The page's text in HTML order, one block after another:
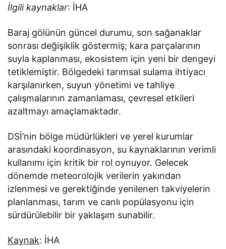
İlgili kaynaklar: İHA
Baraj gölünün güncel durumu, son sağanaklar
sonrası değişiklik göstermiş; kara parçalarının
suyla kaplanması, ekosistem için yeni bir dengeyi
tetiklemiştir. Bölgedeki tarımsal sulama ihtiyacı
karşılanırken, suyun yönetimi ve tahliye
çalışmalarının zamanlaması, çevresel etkileri
azaltmayı amaçlamaktadır.
DSİ’nin bölge müdürlükleri ve yerel kurumlar
arasındaki koordinasyon, su kaynaklarının verimli
kullanımı için kritik bir rol oynuyor. Gelecek
dönemde meteorolojik verilerin yakından
izlenmesi ve gerektiğinde yenilenen takviyelerin
planlanması, tarım ve canlı popülasyonu için
sürdürülebilir bir yaklaşım sunabilir.
Kaynak: İHA